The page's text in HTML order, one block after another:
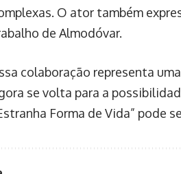
O ator também
de Almodóvar.
colaboração representa
se volta para a
Forma de Vida” pode